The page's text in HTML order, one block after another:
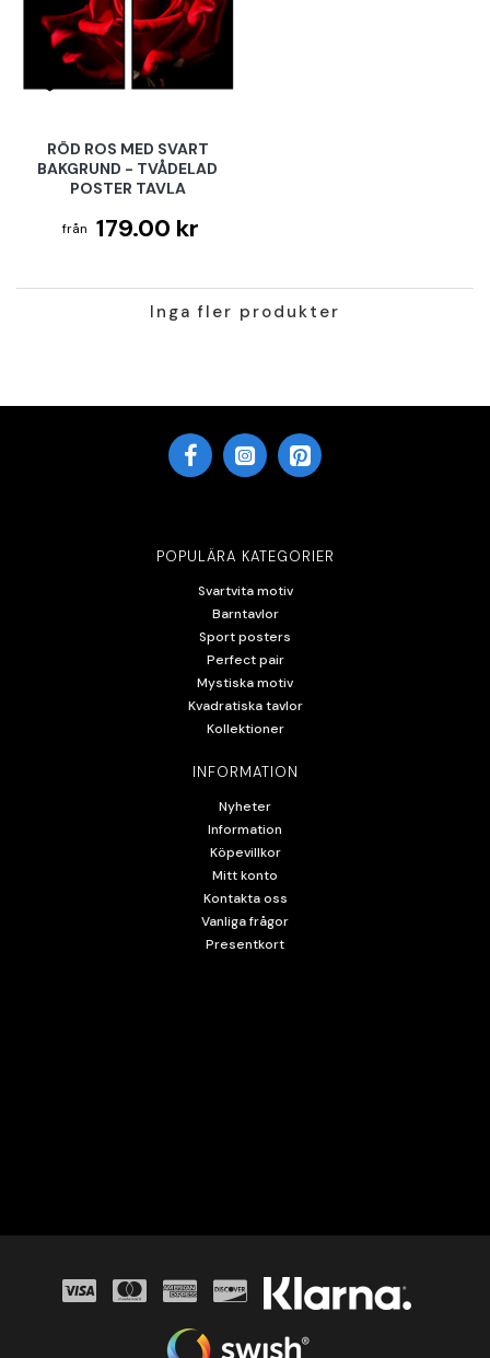
RÖD ROS MED SVART
BAKGRUND - TVÅDELAD
POSTER TAVLA
179.00 kr
Inga fler produkter
POPULÄRA KATEGORIER
Svartvita motiv
Barntavlor
Sport posters
Perfect pair
Mystiska motiv
Kvadratiska tavlor
Kollektioner
INFORMATION
Nyheter
Information
Köpevillkor
Mitt konto
Kontakta oss
Vanliga frågor
Presentkort